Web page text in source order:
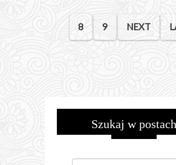
8 9 NEXT
Szukaj w postach